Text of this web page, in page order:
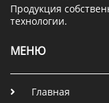
Продукция
технологии.
МЕНЮ
Главная